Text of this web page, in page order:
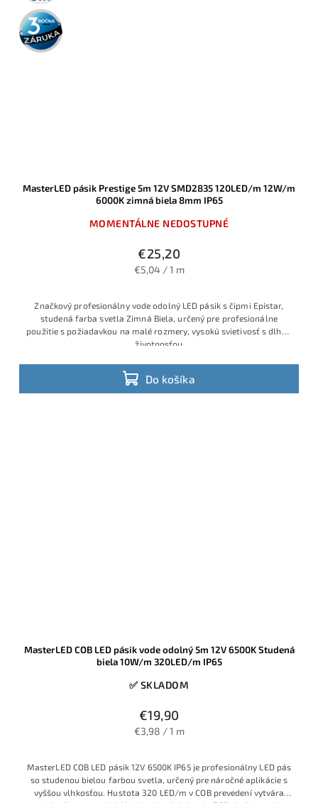
3 roky
záruka
MasterLED pásik Prestige 5m 12V SMD2835 120LED/m 12W/m
6000K zimná biela 8mm IP65
MOMENTÁLNE NEDOSTUPNÉ
€25,20
€5,04 / 1 m
Do košíka
Značkový profesionálny vode odolný LED pásik s čipmi Epistar,
studená farba svetla Zimná Biela, určený pre profesionálne
použitie s požiadavkou na malé rozmery, vysokú svietivosť s dlhou
životnosťou
MasterLED COB LED pásik vode odolný 5m 12V 6500K Studená
biela 10W/m 320LED/m IP65
✅ SKLADOM
€19,90
€3,98 / 1 m
MasterLED COB LED pásik 12V 6500K IP65 je profesionálny LED pás
so studenou bielou farbou svetla, určený pre náročné aplikácie s
vyššou vlhkosťou. Hustota 320 LED/m v COB prevedení vytvára